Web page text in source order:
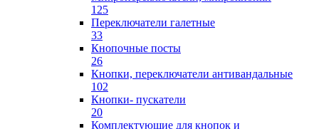
125
Переключатели галетные
33
Кнопочные посты
26
Кнопки, переключатели антивандальные
102
Кнопки- пускатели
20
Комплектующие для кнопок и